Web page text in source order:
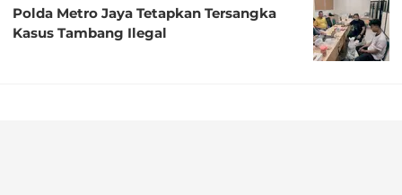
Polda Metro Jaya Tetapkan Tersangka
Kasus Tambang Ilegal